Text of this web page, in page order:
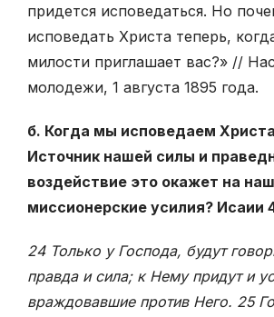
придется исповедаться. Но
исповедать Христа теперь,
милости приглашает вас?» //
молодежи, 1 августа 1895 года.
б. Когда мы исповедаем
Источник нашей силы и
воздействие это окажет на
миссионерские усилия? Исаии
24 Только у Господа, будут
правда и сила; к Нему придут и
враждовавшие против Него. 25